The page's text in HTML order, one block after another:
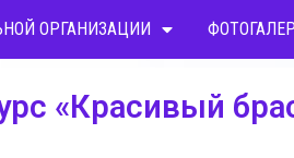
ОРГАНИЗАЦИИ
«Красивый